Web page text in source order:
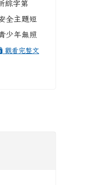
綜字第
全主題短
少年無照
觀看完整文